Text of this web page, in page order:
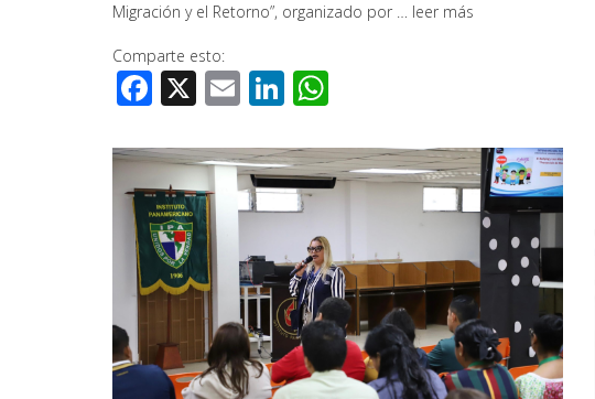
Migración y el Retorno”, organizado por … leer más
Comparte esto:
Facebook
X EmailLinkedIn